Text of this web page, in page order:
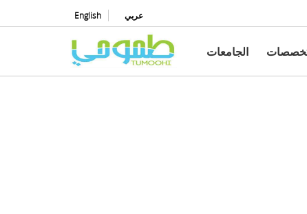
English عربي
الجامعات